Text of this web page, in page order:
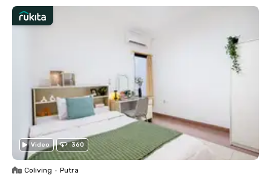
Video 360
Coliving • Putra